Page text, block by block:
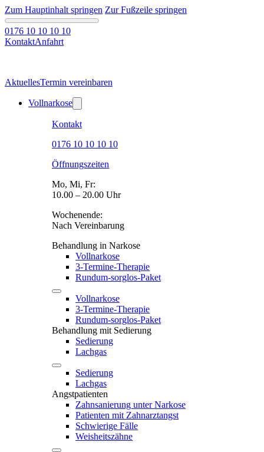
Zum Hauptinhalt springen Zur Fußzeile springen
0176 10 10 10 10
KontaktAnfahrt
AktuellesTermin vereinbaren
Vollnarkose
Kontakt
0176 10 10 10 10
Öffnungszeiten
Mo, Mi, Fr:
10.00 – 20.00 Uhr
Wochenende:
Nach Vereinbarung
Behandlung in Narkose
Vollnarkose
3-Termine-Therapie
Rundum-sorglos-Paket
Vollnarkose
3-Termine-Therapie
Rundum-sorglos-Paket
Behandlung mit Sedierung
Sedierung
Lachgas
Sedierung
Lachgas
Angstpatienten
Zahnsanierung unter Narkose
Patienten mit Zahnarztangst
Schwierige Fälle
Weisheitszähne